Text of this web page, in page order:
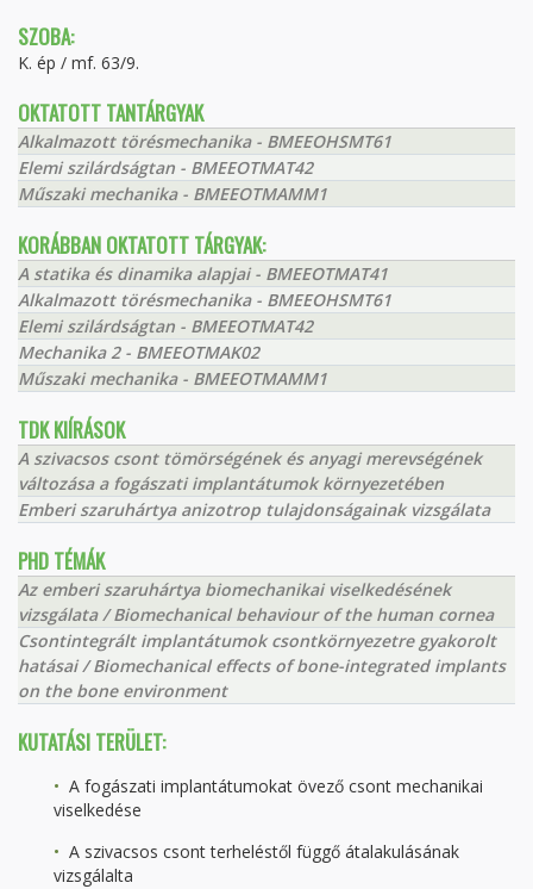
SZOBA:
K. ép / mf. 63/9.
OKTATOTT TANTÁRGYAK
Alkalmazott törésmechanika - BMEEOHSMT61
Elemi szilárdságtan - BMEEOTMAT42
Műszaki mechanika - BMEEOTMAMM1
KORÁBBAN OKTATOTT TÁRGYAK:
A statika és dinamika alapjai - BMEEOTMAT41
Alkalmazott törésmechanika - BMEEOHSMT61
Elemi szilárdságtan - BMEEOTMAT42
Mechanika 2 - BMEEOTMAK02
Műszaki mechanika - BMEEOTMAMM1
TDK KIÍRÁSOK
A szivacsos csont tömörségének és anyagi merevségének
változása a fogászati implantátumok környezetében
Emberi szaruhártya anizotrop tulajdonságainak vizsgálata
PHD TÉMÁK
Az emberi szaruhártya biomechanikai viselkedésének
vizsgálata / Biomechanical behaviour of the human cornea
Csontintegrált implantátumok csontkörnyezetre gyakorolt
hatásai / Biomechanical effects of bone-integrated implants
on the bone environment
KUTATÁSI TERÜLET:
A fogászati implantátumokat övező csont mechanikai
viselkedése
A szivacsos csont terheléstől függő átalakulásának
vizsgálalta